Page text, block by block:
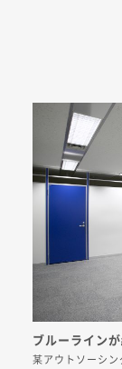
ブルーライン
某アウトソーシン